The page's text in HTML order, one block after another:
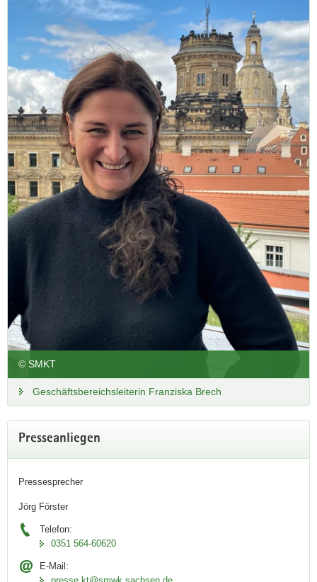
Tourismus: Fasziniert. Bei uns in
Sachsen.
Über 91.000 Menschen arbeiten für den sächsischen
Tourismus und sorgen täglich für unvergessliche Momente.
Diesen Menschen gibt die Wertschätzungskampagne ein
Gesicht, um zu zeigen: Der Tourismus bewirkt in und für
Sachsen unglaublich viel und ist daher vor allem eins:
unverzichtbar!
Zur Kampagnen-Website
Masterplan Tourismus Sachsen
© SMKT
Geschäftsbereichsleiterin Franziska Brech
Presseanliegen
Pressesprecher
Jörg Förster
Telefon:
0351 564-60620
E-Mail: